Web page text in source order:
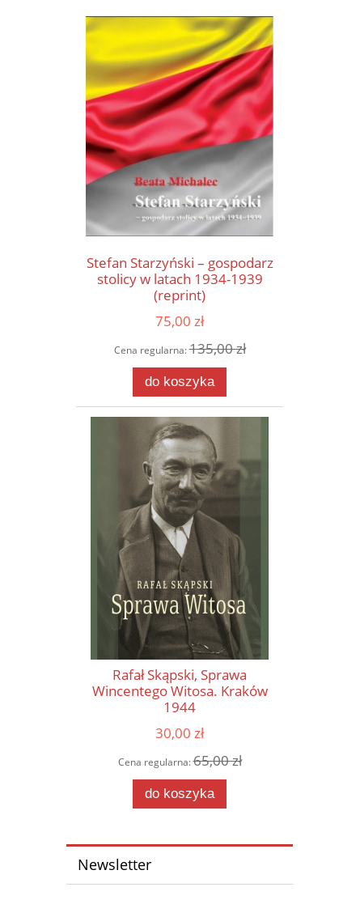
Stefan Starzyński – gospodarz
stolicy w latach 1934-1939
(reprint)
75,00 zł
Cena regularna:135,00 zł
do koszyka
Rafał Skąpski, Sprawa
Wincentego Witosa. Kraków
1944
30,00 zł
Cena regularna:65,00 zł
do koszyka
Newsletter